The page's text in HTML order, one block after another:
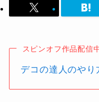
スピンオフ作品配信
デコの達人のや